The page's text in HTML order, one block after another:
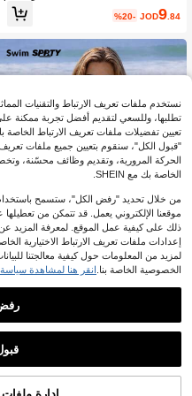
قاس كبير مع طباعة مميزة، سلسلة السب
اقات الأوروبية والأمريكية
JOD9.84
%20-
Swim SPRTY بدلة سباحة قطعة واحدة ذ
ات رقبة دائرية وحارس الطفح بألوان متبا
عذراً، لقد
عرض المنتجات المشابهة في المخزون
نستخدم ملفات تعريف الارتباط والتقنيات
تطلبها، وللسعي لتقديم أفضل تجربة ممكنة
تعيين تفضيلات ملفات تعريف الارتباط
"قبول الكل"، سنقوم بتعيين جميع ملفات تعريف
الحركة المرورية، وتقديم وظائف محسّنة،
الخاصة بك مع SHEIN.
من خلال تحديد "رفض الكل"، ستسمح
موقعنا الإلكتروني يعمل. قد تتمكن من
ذلك على كيفية عمل الموقع. لمعرفة المزيد
إعدادات ملفات تعريف الارتباط الاختيارية
لمزيد من المعلومات حول كيفية معالجتنا
الخصوصية الخاصة بنا. انقر هنا لمشاهدة
إدارة